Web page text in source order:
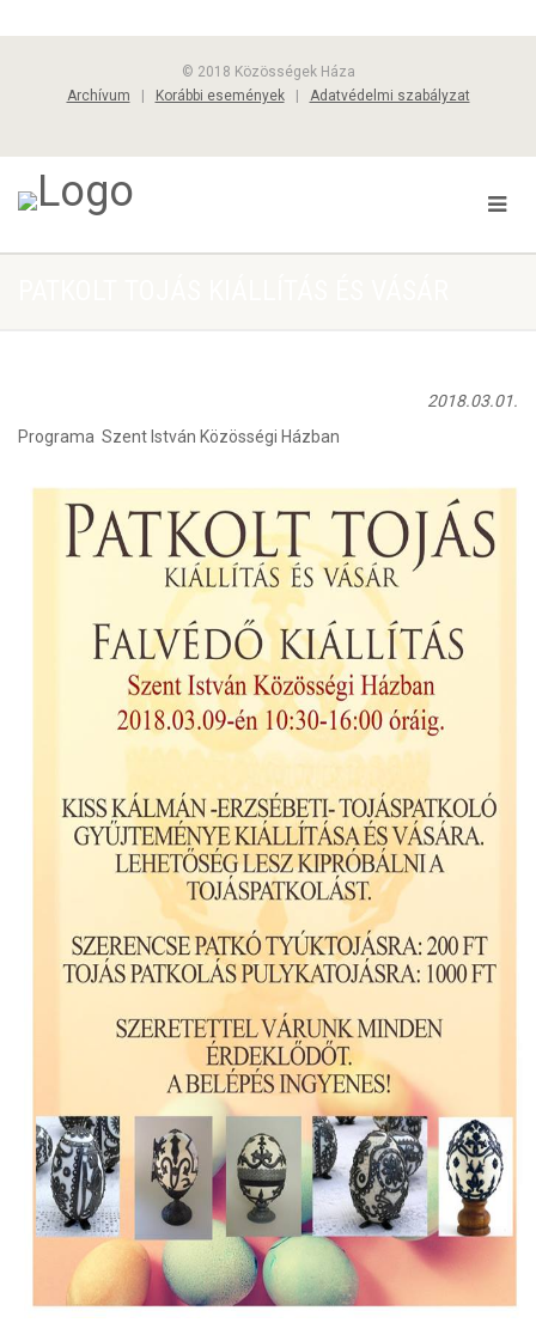
© 2018 Közösségek Háza
Archívum
Korábbi események| Adatvédelmi szabályzat
2018.03.01.
Programa Szent István Közösségi Házban